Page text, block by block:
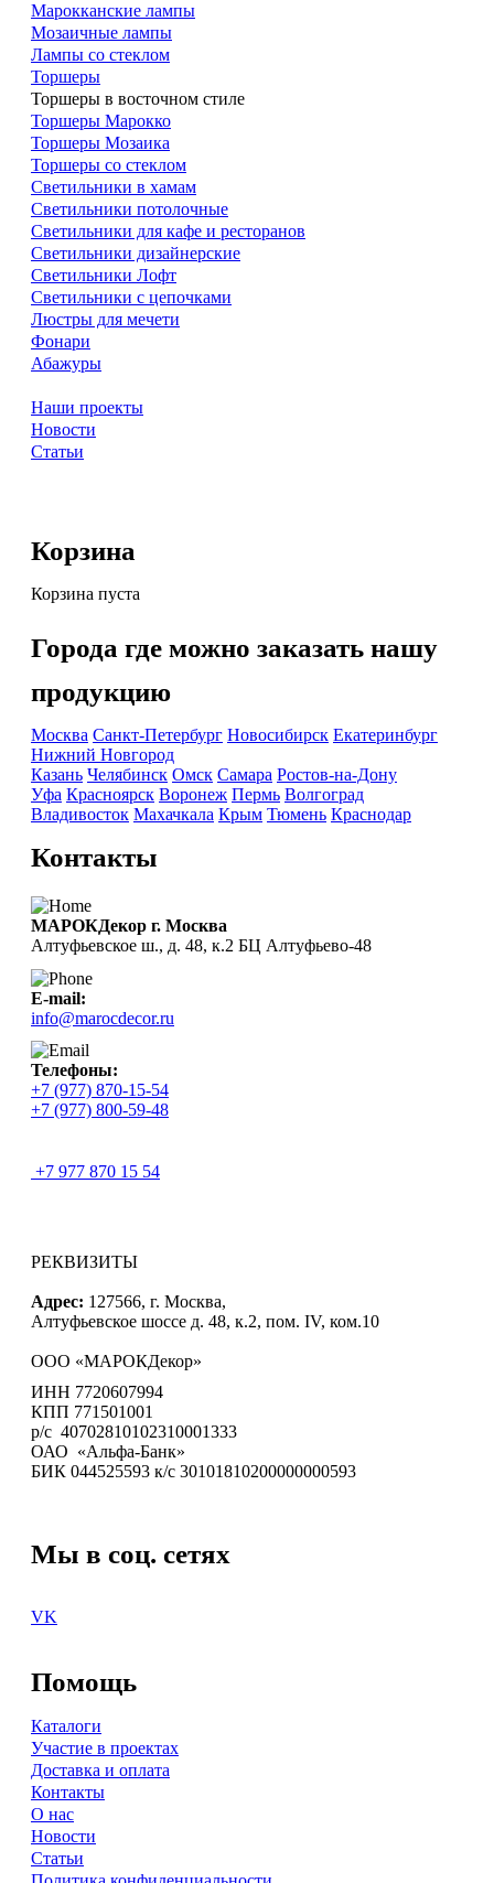
Марокканские лампы
Мозаичные лампы
Лампы со стеклом
Торшеры
Торшеры в восточном стиле
Торшеры Марокко
Торшеры Мозаика
Торшеры со стеклом
Светильники в хамам
Светильники потолочные
Светильники для кафе и ресторанов
Светильники дизайнерские
Светильники Лофт
Светильники с цепочками
Люстры для мечети
Фонари
Абажуры
Наши проекты
Новости
Статьи
Корзина
Корзина пуста
Города где можно заказать нашу
продукцию
Москва Санкт-Петербург Новосибирск Екатеринбург
Нижний Новгород
Казань Челябинск Омск Самара Ростов-на-Дону
Уфа Красноярск Воронеж Пермь Волгоград
Владивосток Махачкала Крым Тюмень Краснодар
Контакты
МАРОКДекор г. Москва
Алтуфьевское ш., д. 48, к.2 БЦ Алтуфьево-48
E-mail:
info@marocdecor.ru
Телефоны:
+7 (977) 870-15-54
+7 (977) 800-59-48
+7 977 870 15 54
РЕКВИЗИТЫ
Адрес: 127566, г. Москва,
Алтуфьевское шоссе д. 48, к.2, пом. IV, ком.10
ООО «МАРОКДекор»
ИНН 7720607994
КПП 771501001
р/с 40702810102310001333
ОАО «Альфа-Банк»
БИК 044525593 к/с 30101810200000000593
Мы в соц. сетях
VK
Помощь
Каталоги
Участие в проектах
Доставка и оплата
Контакты
О нас
Новости
Статьи